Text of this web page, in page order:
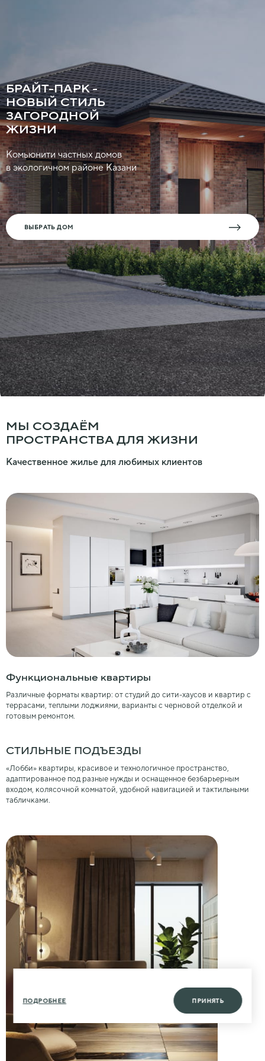
ПОДРОБНЕЕ ПРИНЯТЬ
БРАЙТ-ПАРК -
НОВЫЙ СТИЛЬ
ЗАГОРОДНОЙ
ЖИЗНИ
Комьюнити частных домов
в экологичном районе Казани
ВЫБРАТЬ ДОМ
МЫ СОЗДАЁМ
ПРОСТРАНСТВА ДЛЯ ЖИЗНИ
Качественное жилье для любимых клиентов
Функциональные квартиры
Различные форматы квартир: от студий до сити-хаусов и квартир с
террасами, теплыми лоджиями, варианты с черновой отделкой и
готовым ремонтом.
СТИЛЬНЫЕ ПОДЪЕЗДЫ
«Лобби» квартиры, красивое и технологичное пространство,
адаптированное под разные нужды и оснащенное безбарьерным
входом, колясочной комнатой, удобной навигацией и тактильными
табличками.